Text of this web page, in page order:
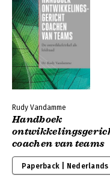
Rudy Vandamme
Handboek
coachen van teams
Paperback | Nederlands